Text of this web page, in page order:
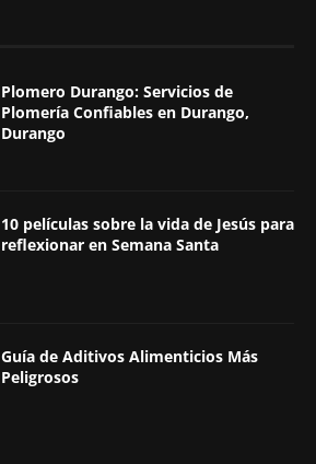
Plomero Durango: Servicios de
Plomería Confiables en Durango,
Durango
10 películas sobre la vida de Jesús para
reflexionar en Semana Santa
Guía de Aditivos Alimenticios Más
Peligrosos